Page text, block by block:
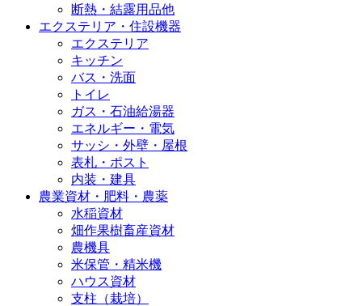
断熱・結露用品他
エクステリア・住設機器
エクステリア
キッチン
バス・洗面
トイレ
ガス・石油給湯器
エネルギー・電気
サッシ・外壁・屋根
表札・ポスト
内装・建具
農業資材・肥料・農薬
水稲資材
畑作果樹畜産資材
農機具
米保管・精米機
ハウス資材
支柱（栽培）